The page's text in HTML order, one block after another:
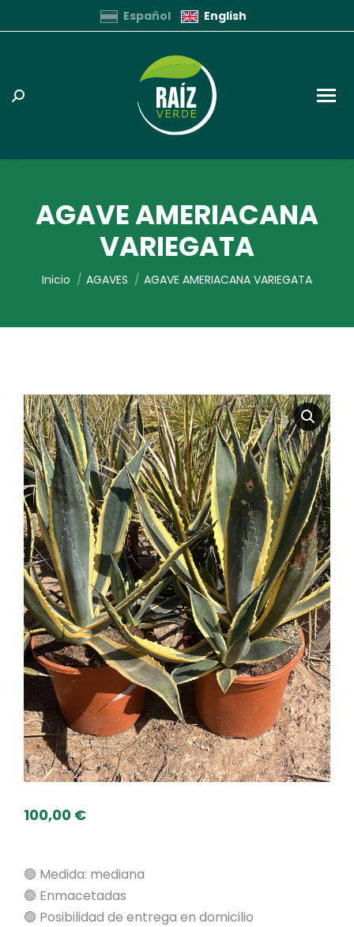
Español English
Buscar:
AGAVE AMERIACANA
VARIEGATA
Estás aquí:
Inicio AGAVES AGAVE AMERIACANA VARIEGATA
100,00 €
🟢 Medida: mediana
🟢 Enmacetadas
🟢 Posibilidad de entrega en domicilio